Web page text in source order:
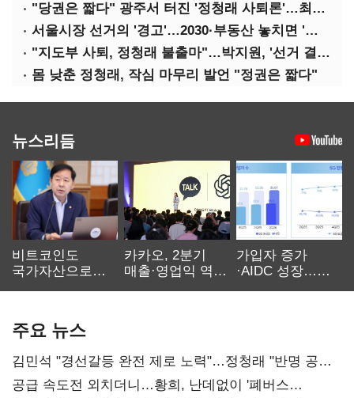
"당권은 짧다" 광주서 터진 '정청래 사퇴론'…최고위 '아수라장'
서울시장 선거의 '경고'…2030·부동산 놓치면 '총선도 대선도' 패배
"지도부 사퇴, 정청래 불출마"…박지원, '선거 결과 책임' 강조
몸 낮춘 정청래, 작심 마무리 발언 "정권은 짧다"
뉴스리듬
비트코인도
국가자산으로…'
카카오, 2분기
매출·영업익 역대
가입자 증가
·AIDC 성장…
주요 뉴스
김민석 "경선갈등 완전 제로 노력"…정청래 "반명 공세
사과부터"
공급 속도전 외치더니…황희, 난데없이 '폐버스